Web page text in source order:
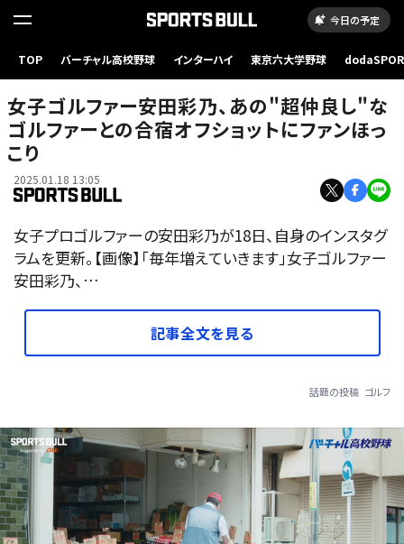
今日の予定
TOP バーチャル高校野球 インターハイ 東京六大学野球
女子ゴルファー安田彩乃、あの"超仲良し"な
ゴルファーとの合宿オフショットにファンほっ
こり
2025.01.18 13:05
女子プロゴルファーの安田彩乃が18日、自身のインスタグ
ラムを更新。【画像】「毎年増えていきます」女子ゴルファー
安田彩乃、…
記事全文を見る
話題の投稿 ゴルフ